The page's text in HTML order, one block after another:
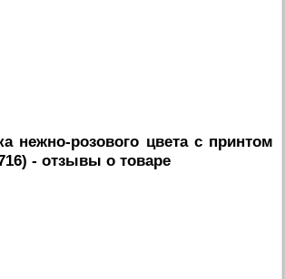
нежно-розового цвета с принтом
- отзывы о товаре